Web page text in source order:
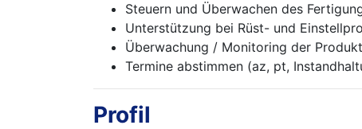
Steuern und Überwachen des
Unterstützung bei Rüst- und
Überwachung / Monitoring der
Termine abstimmen (az, pt,
Profil